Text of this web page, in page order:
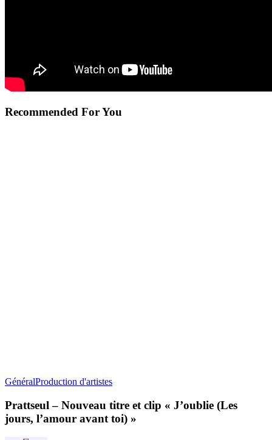
Recommended For You
GénéralProduction d'artistesPrattseul
Nouveau
titre
et
Prattseul – Nouveau titre et clip « J’oublie (Les
jours, l’amour avant toi) »